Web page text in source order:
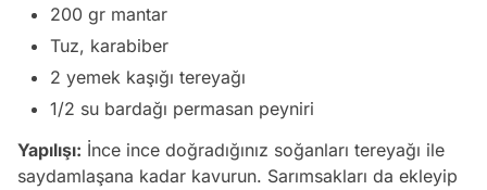
200 gr mantar
Tuz, karabiber
2 yemek kaşığı tereyağı
1/2 su bardağı permasan peyniri
Yapılışı: İnce ince doğradığınız soğanları tereyağı ile
saydamlaşana kadar kavurun. Sarımsakları da ekleyip